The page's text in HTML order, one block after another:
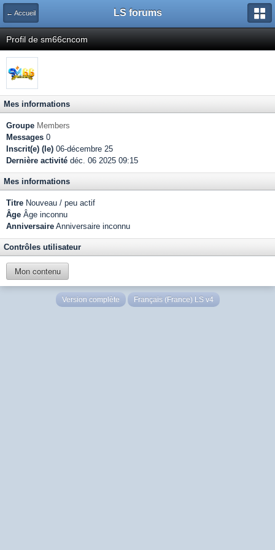
← Accueil LS forums
Profil de sm66cncom
Mes informations
Groupe Members
Messages 0
Inscrit(e) (le) 06-décembre 25
Dernière activité déc. 06 2025 09:15
Mes informations
Titre Nouveau / peu actif
Âge Âge inconnu
Anniversaire Anniversaire inconnu
Contrôles utilisateur
Mon contenu
Version complète Français (France) LS v4